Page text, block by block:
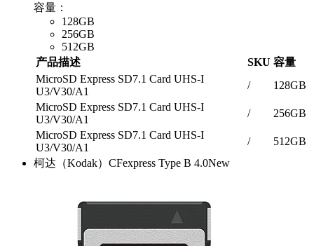
容量：
128GB
256GB
512GB
产品描述
SKU 容量
MicroSD Express SD7.1 Card UHS-I
U3/V30/A1
/
128GB
MicroSD Express SD7.1 Card UHS-I
U3/V30/A1
/
256GB
MicroSD Express SD7.1 Card UHS-I
U3/V30/A1
/
512GB
柯达（Kodak）CFexpress Type B 4.0New